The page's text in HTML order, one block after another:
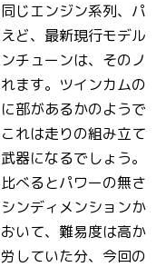
じエンジン系列、パ
ど、最新現行モデル
チューンは、そのノ
ます。ツインカムの
部があるかのようで
れは走りの組み立て
器になるでしょう。
べるとパワーの無さ
ンディメンションか
いて、難易度は高か
していた分、今回の